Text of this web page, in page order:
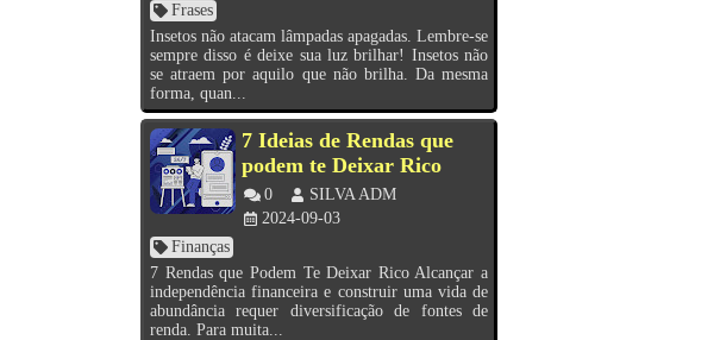
Frases
Insetos não atacam lâmpadas apagadas. Lembre-se
sempre disso é deixe sua luz brilhar! Insetos não
se atraem por aquilo que não brilha. Da mesma
forma, quan...
7 Ideias de Rendas que
podem te Deixar Rico
0
SILVA ADM
2024-09-03
Finanças
7 Rendas que Podem Te Deixar Rico Alcançar a
independência financeira e construir uma vida de
abundância requer diversificação de fontes de
renda. Para muita...